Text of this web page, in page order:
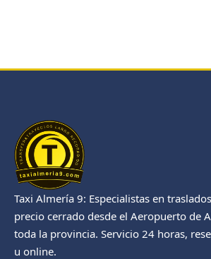
Taxi Almería 9: Especialistas en
precio cerrado desde el Aeropuerto de
toda la provincia. Servicio 24 horas,
u online.